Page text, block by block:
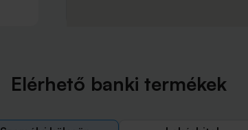
Elérhető banki termékek